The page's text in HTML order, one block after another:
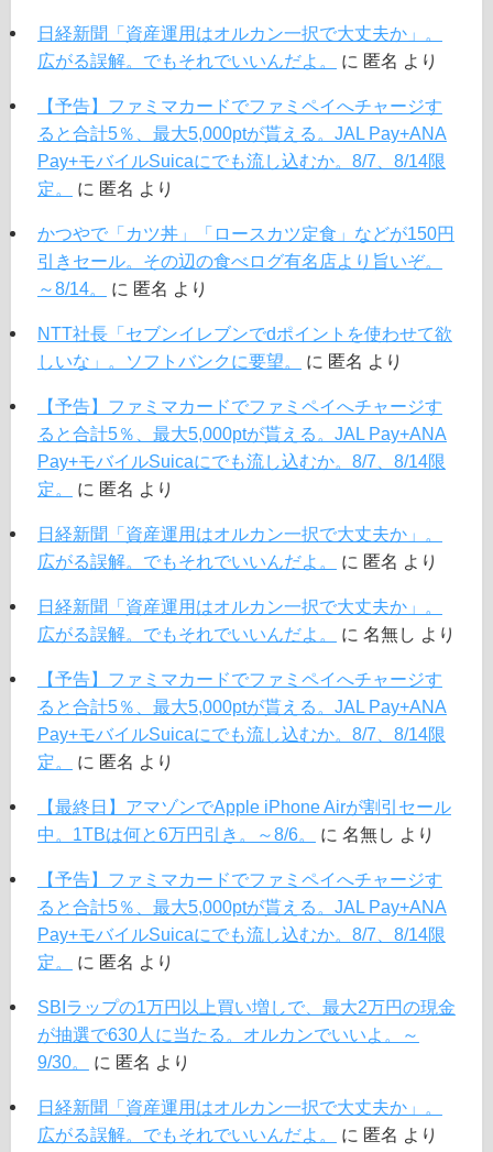
日経新聞「資産運用はオルカン一択で大丈夫か」。
広がる誤解。でもそれでいいんだよ。
に 匿名 より
【予告】ファミマカードでファミペイへチャージす
ると合計5％、最大5,000ptが貰える。JAL Pay+ANA
Pay+モバイルSuicaにでも流し込むか。8/7、8/14限
定。
に 匿名 より
かつやで「カツ丼」「ロースカツ定食」などが150円
引きセール。その辺の食べログ有名店より旨いぞ。
～8/14。
に 匿名 より
NTT社長「セブンイレブンでdポイントを使わせて欲
しいな」。ソフトバンクに要望。
に 匿名 より
【予告】ファミマカードでファミペイへチャージす
ると合計5％、最大5,000ptが貰える。JAL Pay+ANA
Pay+モバイルSuicaにでも流し込むか。8/7、8/14限
定。
に 匿名 より
日経新聞「資産運用はオルカン一択で大丈夫か」。
広がる誤解。でもそれでいいんだよ。
に 匿名 より
日経新聞「資産運用はオルカン一択で大丈夫か」。
広がる誤解。でもそれでいいんだよ。
に 名無し より
【予告】ファミマカードでファミペイへチャージす
ると合計5％、最大5,000ptが貰える。JAL Pay+ANA
Pay+モバイルSuicaにでも流し込むか。8/7、8/14限
定。
に 匿名 より
【最終日】アマゾンでApple iPhone Airが割引セール
中。1TBは何と6万円引き。～8/6。
に 名無し より
【予告】ファミマカードでファミペイへチャージす
ると合計5％、最大5,000ptが貰える。JAL Pay+ANA
Pay+モバイルSuicaにでも流し込むか。8/7、8/14限
定。
に 匿名 より
SBIラップの1万円以上買い増しで、最大2万円の現金
が抽選で630人に当たる。オルカンでいいよ。～
9/30。
に 匿名 より
日経新聞「資産運用はオルカン一択で大丈夫か」。
広がる誤解。でもそれでいいんだよ。
に 匿名 より